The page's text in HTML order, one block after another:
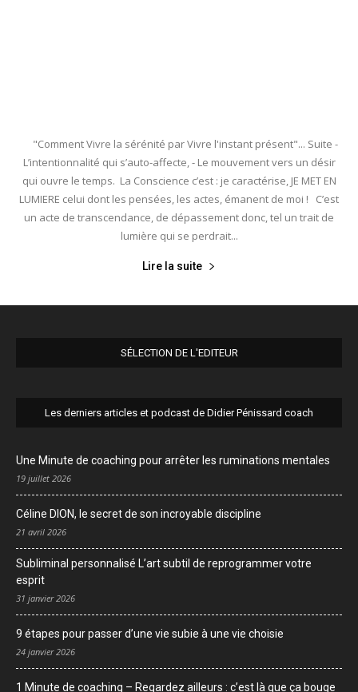
"Comment Vivre la sérénité par Vivre l'instant présent"... Suite -
L’intentionnalité qui s’auto-affecte, - Le mouvement vers un désir
qui ouvre le temps. La Conscience c’est : je caractérise, JE MET EN
LUMIERE celui dont les pensées, les actes, émanent de moi ! C’est
un acte de transcendance, de dépassement donc, tel un trait de
lumière qui se perdrait...
Lire la suite
SÉLECTION DE L'EDITEUR
Les derniers articles et podcast de Didier Pénissard coach
Une Minute de coaching pour arrêter les ruminations mentales
19 juillet 2026
Céline DION, le secret de son incroyable discipline
21 avril 2026
Subliminal personnalisé L’art subtil de reprogrammer votre
esprit
31 janvier 2026
9 étapes pour passer d’une vie subie à une vie choisie
24 janvier 2026
1 Minute de coaching – Regardez ailleurs : c’est là que ça bouge